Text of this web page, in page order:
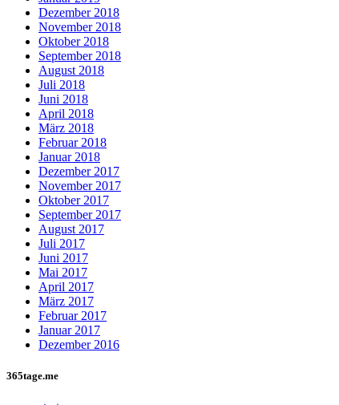
Dezember 2018
November 2018
Oktober 2018
September 2018
August 2018
Juli 2018
Juni 2018
April 2018
März 2018
Februar 2018
Januar 2018
Dezember 2017
November 2017
Oktober 2017
September 2017
August 2017
Juli 2017
Juni 2017
Mai 2017
April 2017
März 2017
Februar 2017
Januar 2017
Dezember 2016
365tage.me